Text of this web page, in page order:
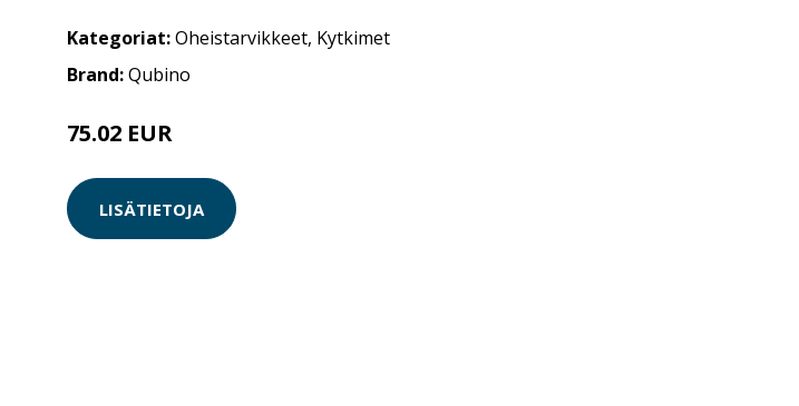
Kategoriat:Oheistarvikkeet, Kytkimet
Brand:Qubino
75.02 EUR
LISÄTIETOJA